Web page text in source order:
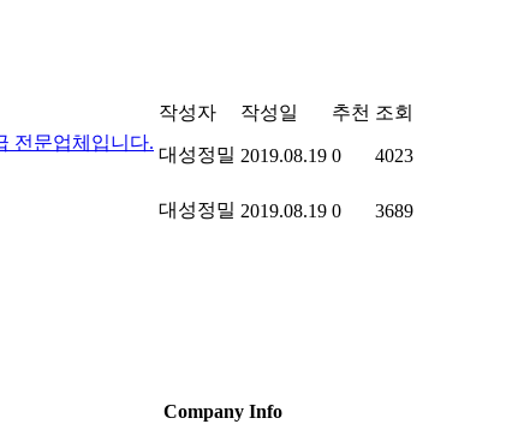
작성자 작성일 추천 조회
전문업체입니다.
대성정밀 2019.08.19 0 4023
대성정밀 2019.08.19 0 3689
Company Info